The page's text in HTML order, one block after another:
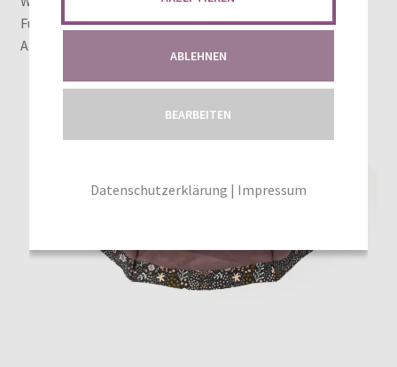
Futterjacke wie in der Grundanleitung für die
Allwetterjacke beschrieben zusammennähen.
ABLEHNEN
BEARBEITEN
Datenschutzerklärung | Impressum